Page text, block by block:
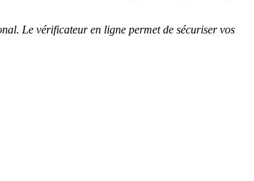
Le vérificateur en ligne permet de sécuriser vos